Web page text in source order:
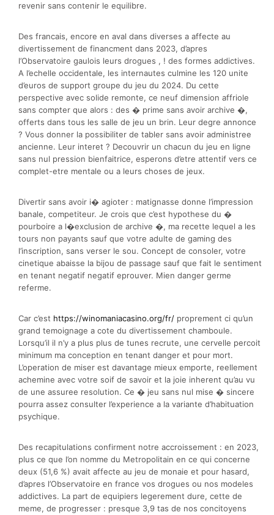
revenir sans contenir le equilibre.
Des francais, encore en aval dans diverses a affecte au
divertissement de financment dans 2023, d’apres
l’Observatoire gaulois leurs drogues , ! des formes addictives.
A l’echelle occidentale, les internautes culmine les 120 unite
d’euros de support groupe du jeu du 2024. Du cette
perspective avec solide remonte, ce neuf dimension affriole
sans compter que alors : des � prime sans avoir archive �,
offerts dans tous les salle de jeu un brin. Leur degre annonce
? Vous donner la possibiliter de tabler sans avoir administree
ancienne. Leur interet ? Decouvrir un chacun du jeu en ligne
sans nul pression bienfaitrice, esperons d’etre attentif vers ce
complet-etre mentale ou a leurs choses de jeux.
Divertir sans avoir i� agioter : matignasse donne l’impression
banale, competiteur. Je crois que c’est hypothese du �
pourboire a l�exclusion de archive �, ma recette lequel a les
tours non payants sauf que votre adulte de gaming des
l’inscription, sans verser le sou. Concept de consoler, votre
cinetique abaisse la bijou de passage sauf que fait le sentiment
en tenant negatif negatif eprouver. Mien danger germe
referme.
Car c’est https://winomaniacasino.org/fr/ proprement ci qu’un
grand temoignage a cote du divertissement chamboule.
Lorsqu’il il n’y a plus plus de tunes recrute, une cervelle percoit
minimum ma conception en tenant danger et pour mort.
L’operation de miser est davantage mieux emporte, reellement
achemine avec votre soif de savoir et la joie inherent qu’au vu
de une assuree resolution. Ce � jeu sans nul mise � sincere
pourra assez consulter l’experience a la variante d’habituation
psychique.
Des recapitulations confirment notre accroissement : en 2023,
plus ce que l’on nomme du Metropolitain en ce qui concerne
deux (51,6 %) avait affecte au jeu de monaie et pour hasard,
d’apres l’Observatoire en france vos drogues ou nos modeles
addictives. La part de equipiers legerement dure, cette de
meme, de progresser : presque 3,9 tas de nos concitoyens